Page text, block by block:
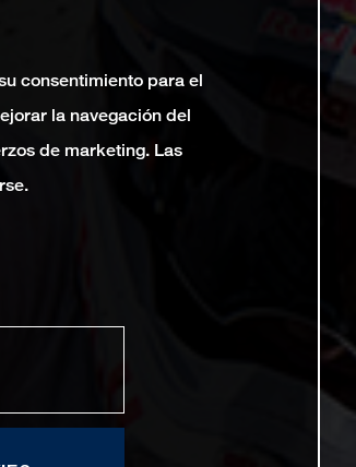
consentimiento para el
la navegación del
de marketing. Las